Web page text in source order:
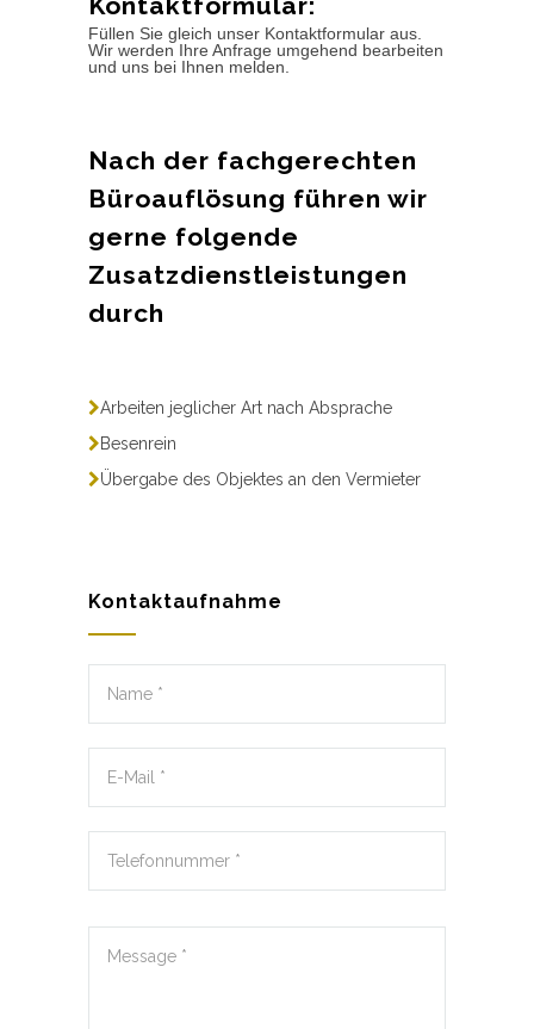
Füllen Sie gleich unser Kontaktformular aus.
Wir werden Ihre Anfrage umgehend bearbeiten
und uns bei Ihnen melden.
Nach der fachgerechten
Büroauflösung führen wir
gerne folgende
Zusatzdienstleistungen
durch
Arbeiten jeglicher Art nach Absprache
Besenrein
Übergabe des Objektes an den Vermieter
Kontaktaufnahme